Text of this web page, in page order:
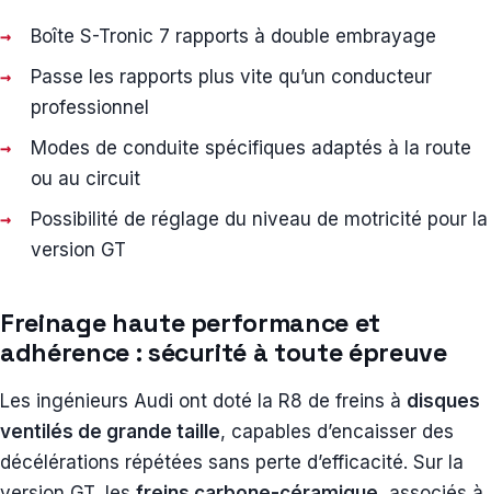
Boîte S-Tronic 7 rapports à double embrayage
Passe les rapports plus vite qu’un conducteur
professionnel
Modes de conduite spécifiques adaptés à la route
ou au circuit
Possibilité de réglage du niveau de motricité pour la
version GT
Freinage haute performance et
adhérence : sécurité à toute épreuve
Les ingénieurs Audi ont doté la R8 de freins à disques
ventilés de grande taille, capables d’encaisser des
décélérations répétées sans perte d’efficacité. Sur la